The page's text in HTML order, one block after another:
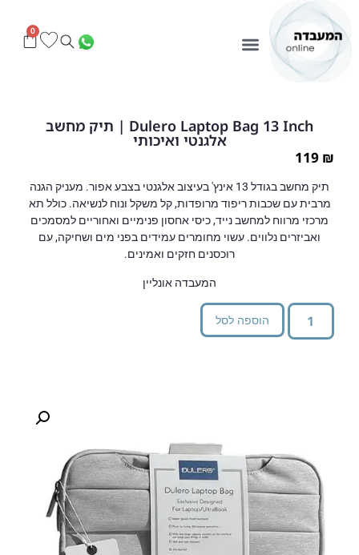
0
Dulero Laptop Bag 13 Inch | תיק מחשב
אלגנטי ואיכותי
119 ₪
תיק מחשב בגודל 13 אינץ' בעיצוב אלגנטי בצבע אפור. מעניק הגנה
מרבית עם שכבות ריפוד מרופדות, קל משקל ונוח לנשיאה. כולל תא
מרכזי מרווח למחשב נייד, כיסי אחסון פנימיים ואחוריים למסמכים
ואביזרים נלווים. עשוי מחומרים עמידים בפני מים ושחיקה, עם
רוכסנים חזקים ואמינים.
המעבדה אונליין
הוספה לסל